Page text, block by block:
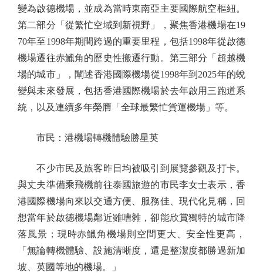
變為啟德機場，並成為當時東南亞主要國際航空樞紐。
第二部分「從繁忙空域到新視野」，聚焦香港機場在19
70年至1998年期間跨過的重要里程，包括1998年從啟德
機場遷往赤鱲角的歷史性搬遷行動。第三部分「超越機
場的城市」，闡述香港國際機場從1998年到2025年的蛻
變與未來發展，包括香港國際機場於去年啟用三跑道系
統，以及連續多年榮膺「全球最繁忙貨運機場」等。
市民：港機場轉機體驗勝星英
不少市民及旅客昨日均被吸引到展覽參觀及打卡。
與丈夫準備乘飛機前往泰國旅遊的市民李女士表示，香
港國際機場向來以交通方便、服務佳、現代化見稱，回
想當年於啟德機場鄰近雖嘈雜，卻能欣賞獨特的城市降
落風景；現時赤鱲角機場則空間更大、安全性更高，
「無論轉機體驗、設施清晰度，還是整潔度都勝過新加
坡、英國等地的機場。」